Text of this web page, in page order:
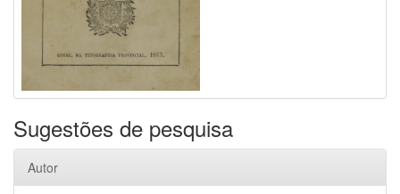
Sugestões de pesquisa
Autor